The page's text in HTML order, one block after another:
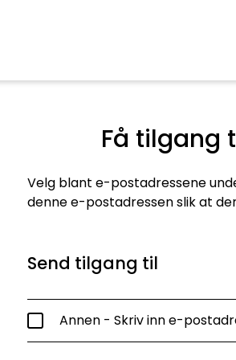
Få tilgang
Velg blant e-postadressene
denne e-postadressen slik at
Send tilgang til
Annen - Skriv inn e-